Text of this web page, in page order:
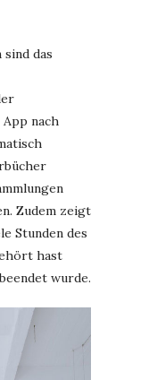
das
App nach
Zudem zeigt
Stunden des
hast
wurde.